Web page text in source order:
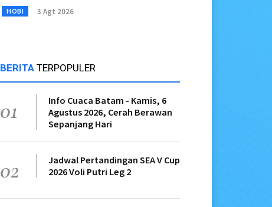
HOBI 3 Agt 2026
BERITA TERPOPULER
01
Info Cuaca Batam - Kamis, 6
Agustus 2026, Cerah Berawan
Sepanjang Hari
02
Jadwal Pertandingan SEA V Cup
2026 Voli Putri Leg 2